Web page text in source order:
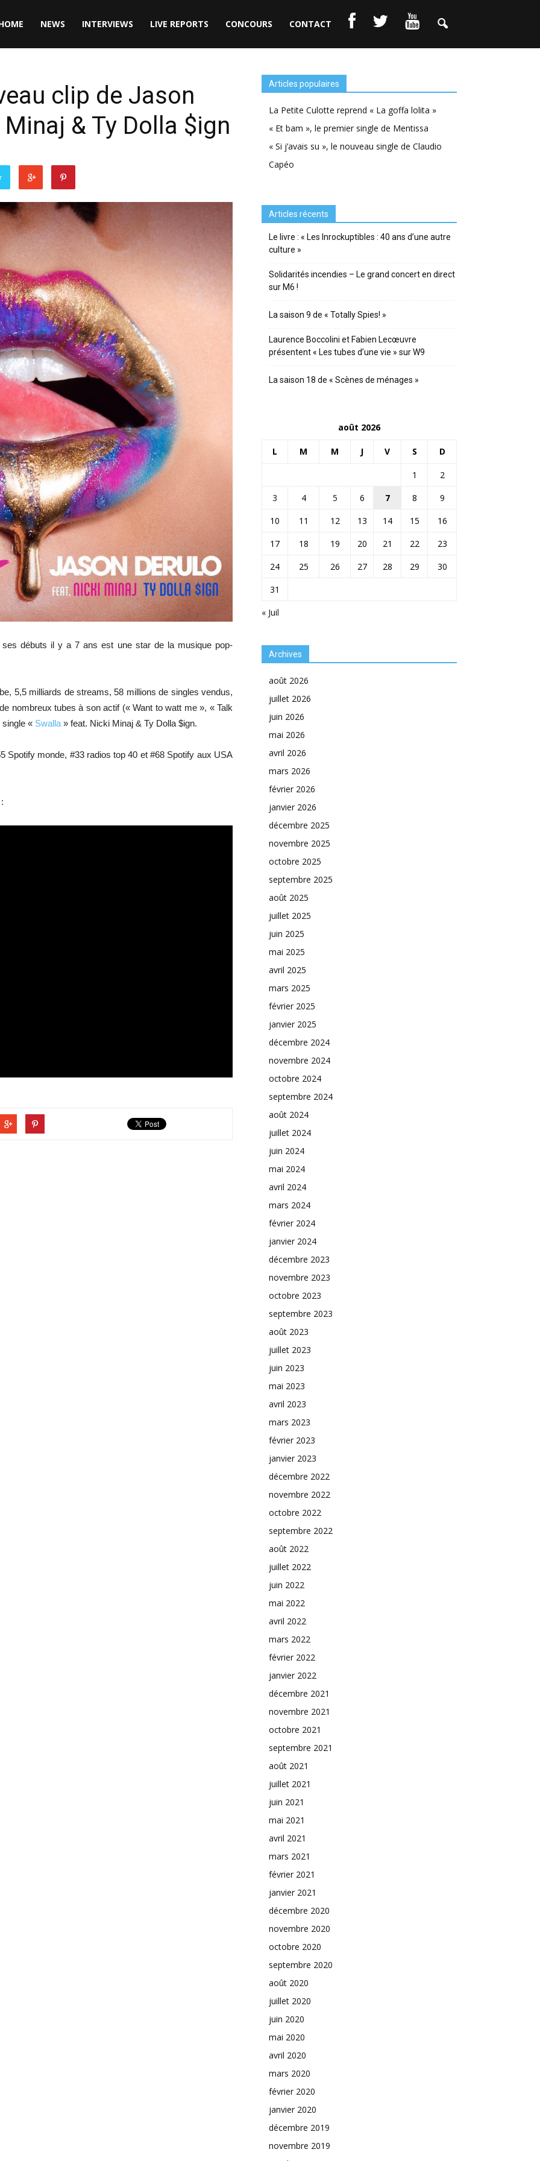
NEWS INTERVIEWS LIVE REPORTS CONCOURS CONTACT
clip de Jason
& Ty Dolla $ign
ses débuts il y a 7 ans est une star de la musique pop-
5,5 milliards de streams, 58 millions de singles vendus,
nombreux tubes à son actif (« Want to watt me », « Talk
« Swalla » feat. Nicki Minaj & Ty Dolla $ign.
Spotify monde, #33 radios top 40 et #68 Spotify aux USA
Articles populaires
La Petite Culotte reprend « La goffa lolita »
« Et bam », le premier single de Mentissa
« Si j’avais su », le nouveau single de Claudio
Capéo
Articles récents
Le livre : « Les Inrockuptibles : 40 ans d’une autre
culture »
Solidarités incendies – Le grand concert en direct
sur M6 !
La saison 9 de « Totally Spies! »
Laurence Boccolini et Fabien Lecœuvre
présentent « Les tubes d’une vie » sur W9
La saison 18 de « Scènes de ménages »
août 2026
L M M J V S D
« Juil
1
2
3
4 5 6 7 8
9
10
11 12 13 14 15
16
17
18 19 20 21 22
23
24
25 26 27 28 29
30
31
Archives
août 2026
juillet 2026
juin 2026
mai 2026
avril 2026
mars 2026
février 2026
janvier 2026
décembre 2025
novembre 2025
octobre 2025
septembre 2025
août 2025
juillet 2025
juin 2025
mai 2025
avril 2025
mars 2025
février 2025
janvier 2025
décembre 2024
novembre 2024
octobre 2024
septembre 2024
août 2024
juillet 2024
juin 2024
mai 2024
avril 2024
mars 2024
février 2024
janvier 2024
décembre 2023
novembre 2023
octobre 2023
septembre 2023
août 2023
juillet 2023
juin 2023
mai 2023
avril 2023
mars 2023
février 2023
janvier 2023
décembre 2022
novembre 2022
octobre 2022
septembre 2022
août 2022
juillet 2022
juin 2022
mai 2022
avril 2022
mars 2022
février 2022
janvier 2022
décembre 2021
novembre 2021
octobre 2021
septembre 2021
août 2021
juillet 2021
juin 2021
mai 2021
avril 2021
mars 2021
février 2021
janvier 2021
décembre 2020
novembre 2020
octobre 2020
septembre 2020
août 2020
juillet 2020
juin 2020
mai 2020
avril 2020
mars 2020
février 2020
janvier 2020
décembre 2019
novembre 2019